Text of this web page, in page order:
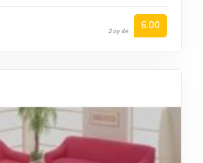
2 oy ile 6.00